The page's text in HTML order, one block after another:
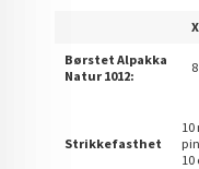
Børstet Alpakka
Natur 1012:
8
Strikkefasthet
10
10